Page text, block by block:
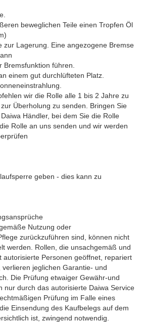
beweglichen Teile einen Tropfen Öl
zur Lagerung. Eine angezogene Bremse
führen.
einem gut durchlüfteten Platz.
wir die Rolle alle 1 bis 2 Jahre zu
Überholung zu senden. Bringen Sie
Händler, bei dem Sie die Rolle
Rolle an uns senden und wir werden
geben - dies kann zu
Nutzung oder
zurückzuführen sind, können nicht
werden. Rollen, die unsachgemäß und
autorisierte Personen geöffnet, repariert
jeglichen Garantie- und
Die Prüfung etwaiger Gewähr-und
nur durch das autorisierte Daiwa Service
Prüfung im Falle eines
Einsendung des Kaufbelegs auf dem
ist, zwingend notwendig.